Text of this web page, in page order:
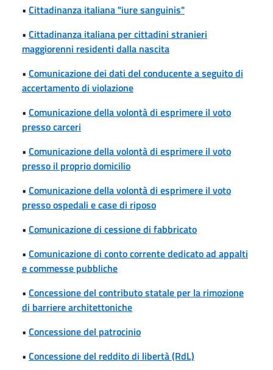
• Cittadinanza italiana "iure sanguinis"
• Cittadinanza italiana per cittadini stranieri
maggiorenni residenti dalla nascita
• Comunicazione dei dati del conducente a seguito di
accertamento di violazione
• Comunicazione della volontà di esprimere il voto
presso carceri
• Comunicazione della volontà di esprimere il voto
presso il proprio domicilio
• Comunicazione della volontà di esprimere il voto
presso ospedali e case di riposo
• Comunicazione di cessione di fabbricato
• Comunicazione di conto corrente dedicato ad appalti
e commesse pubbliche
• Concessione del contributo statale per la rimozione
di barriere architettoniche
• Concessione del patrocinio
• Concessione del reddito di libertà (RdL)